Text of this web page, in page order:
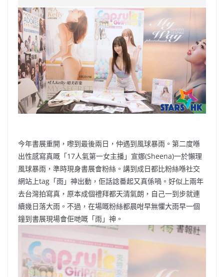
e
b
o
o
k
W
ei
b
o
s
A
p
p
h
at
er l y
Li
n
今年書展重開，嚟到最後兩日，仲遇到風球暴雨。第二度喺
出性感寫真嘅「17人氣第一女主播」宣娜(Sheena)一於懶理
風球暴雨，準時現身書展會粉絲。講到成日都比粉絲喺社交
網站上tag「雨」神出動，佢話諗番起又真係喎。好似上兩年
去台灣拍寫真，原本成個禮拜都天清氣朗，自己一到步就連
續幾日落大雨。不過，在場嘅粉絲都晨咁早無懼大雨早一個
鐘到書展現場會佢哋嘅「雨」神。